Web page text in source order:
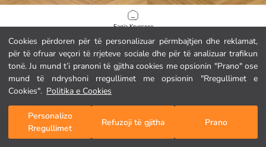
Cookies përdoren për të personalizuar përmbajtjen dhe reklamat,
për të ofruar veçori të rrjeteve sociale dhe për të analizuar trafikun
tonë. Ju mund t’i pranoni të gjitha cookies me opsionin "Prano" ose
mund të ndryshoni rregullimet me opsionin "Rregullimet e
Cookies". Politika e Cookies
Personalizo
Rregullimet
Refuzoji të gjitha Prano
Faqja Kryesore
Kategoritë
Shporta Ime
Set mbulesash dopio për jorgan me motive gjeometrike
17.95 EUR
Çarçaf i vetëm i përshtatur me print
8.95 EUR